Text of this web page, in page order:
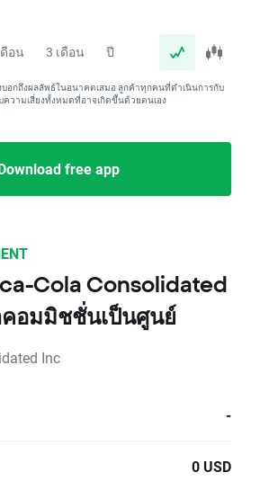
ดือน 3 เดือน ปี
อกถึงผลลัพธ์ในอนาคตเสมอ ลูกค้าทุกคนที่ดำเนินการกับ
วามเสี่ยงทั้งหมดที่อาจเกิดขึ้นด้วยตนเอง
free app
Cola Consolidated
อมมิชชั่นเป็นศูนย์
Inc
-
0 USD